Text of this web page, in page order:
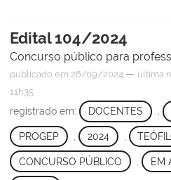
Edital 104/2024
Concurso público para
publicado em 26/09/2024 — última
11h35
registrado em: DOCENTES
PROGEP 2024
CONCURSO PÚBLICO EM